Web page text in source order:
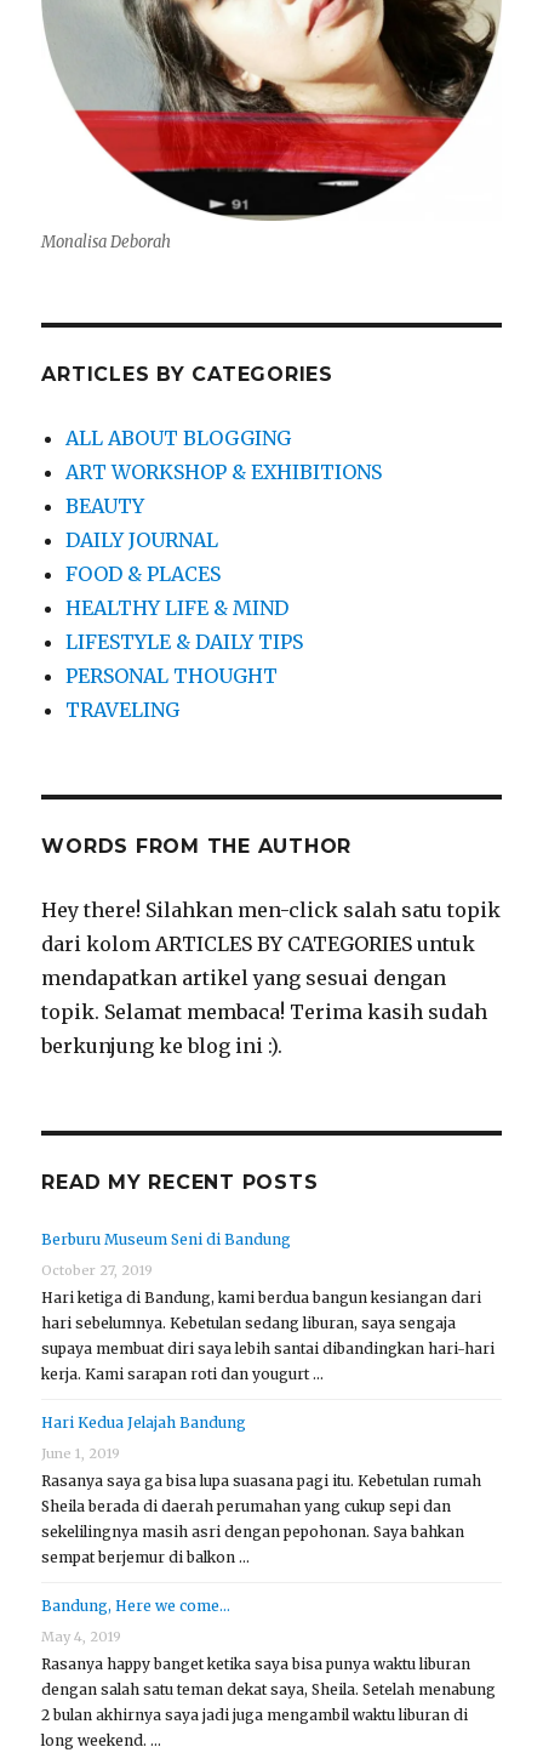
Monalisa Deborah
ARTICLES BY CATEGORIES
ALL ABOUT BLOGGING
ART WORKSHOP & EXHIBITIONS
BEAUTY
DAILY JOURNAL
FOOD & PLACES
HEALTHY LIFE & MIND
LIFESTYLE & DAILY TIPS
PERSONAL THOUGHT
TRAVELING
WORDS FROM THE AUTHOR
Hey there! Silahkan men-click salah satu topik
dari kolom ARTICLES BY CATEGORIES untuk
mendapatkan artikel yang sesuai dengan
topik. Selamat membaca! Terima kasih sudah
berkunjung ke blog ini :).
READ MY RECENT POSTS
Berburu Museum Seni di Bandung
October 27, 2019
Hari ketiga di Bandung, kami berdua bangun kesiangan dari
hari sebelumnya. Kebetulan sedang liburan, saya sengaja
supaya membuat diri saya lebih santai dibandingkan hari-hari
kerja. Kami sarapan roti dan yougurt …
Hari Kedua Jelajah Bandung
June 1, 2019
Rasanya saya ga bisa lupa suasana pagi itu. Kebetulan rumah
Sheila berada di daerah perumahan yang cukup sepi dan
sekelilingnya masih asri dengan pepohonan. Saya bahkan
sempat berjemur di balkon …
Bandung, Here we come…
May 4, 2019
Rasanya happy banget ketika saya bisa punya waktu liburan
dengan salah satu teman dekat saya, Sheila. Setelah menabung
2 bulan akhirnya saya jadi juga mengambil waktu liburan di
long weekend. …